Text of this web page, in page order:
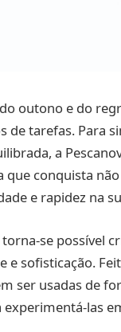
outono e do
de tarefas. Para
a
que conquista
e rapidez na
se possível
e sofisticação.
ser usadas de
las